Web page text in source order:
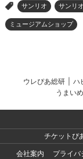
> サンリオ サンリ
ミュージアムショップ
ウレぴあ総研 ハ
うまい
チケットぴ
会社案内
プライバ